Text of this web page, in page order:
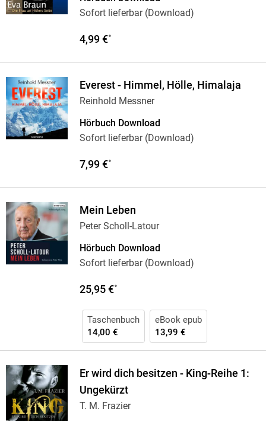
Sofort lieferbar (Download)
4,99 €*
Everest - Himmel, Hölle, Himalaja
Reinhold Messner
Hörbuch Download
Sofort lieferbar (Download)
7,99 €*
Mein Leben
Peter Scholl-Latour
Hörbuch Download
Sofort lieferbar (Download)
25,95 €*
Taschenbuch
14,00 €
eBook epub
13,99 €
Er wird dich besitzen - King-Reihe 1:
Ungekürzt
T. M. Frazier